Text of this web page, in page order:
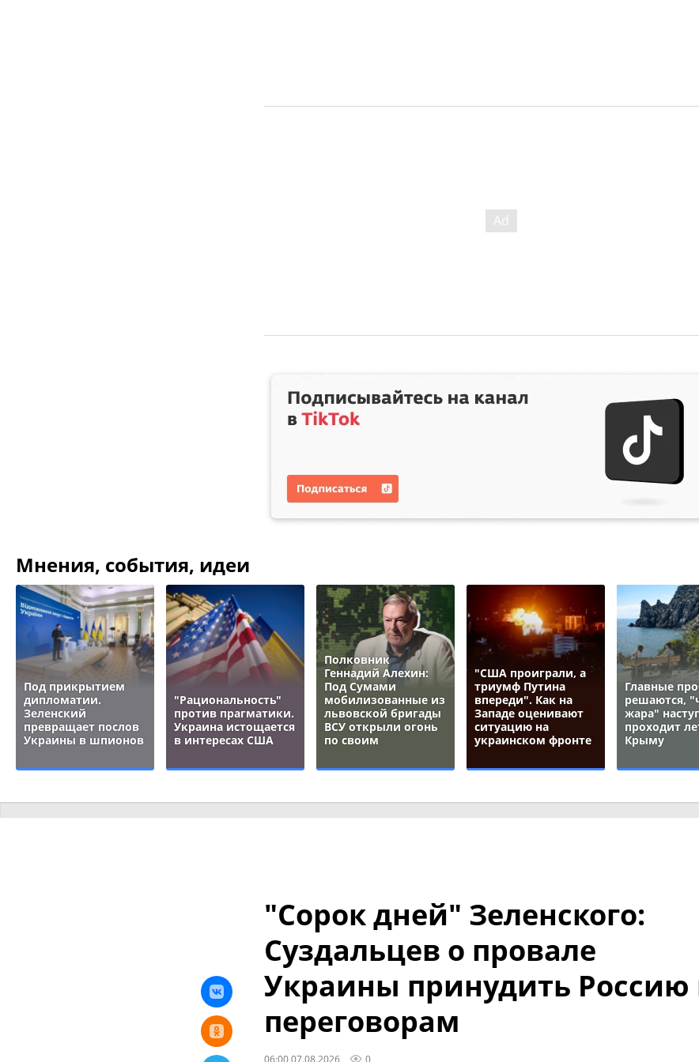
Мнения, события, идеи
Под прикрытием
дипломатии.
Зеленский
превращает послов
Украины в шпионов
"Рациональность"
против прагматики.
Украина истощается
в интересах США
Полковник
Геннадий Алехин:
Под Сумами
мобилизованные из
львовской бригады
ВСУ открыли огонь
по своим
"США проиграли, а
триумф Путина
впереди". Как на
Западе оценивают
ситуацию на
украинском фронте
Главные
решаются,
жара"
проходит
Крыму
"Сорок дней" Зеленского:
Суздальцев о провале
Украины принудить Россию
переговорам
06:00 07.08.2026 0